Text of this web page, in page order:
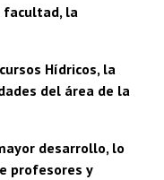
facultad, la
Hídricos, la
del área de la
desarrollo, lo
profesores y